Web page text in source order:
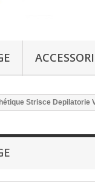
ACCESSORI
Strisce Depilatorie